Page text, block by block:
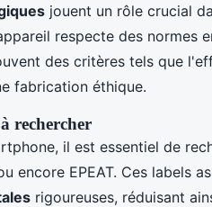
jouent un rôle crucial
respecte des normes
des critères tels que
fabrication éthique.
rechercher
il est essentiel de
encore EPEAT. Ces labels
rigoureuses, réduisant